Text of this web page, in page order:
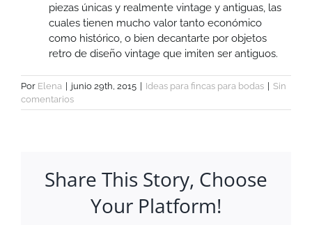
piezas únicas y realmente vintage y antiguas, las
cuales tienen mucho valor tanto económico
como histórico, o bien decantarte por objetos
retro de diseño vintage que imiten ser antiguos.
Por Elena junio 29th, 2015 Ideas para fincas para bodas
Sin
comentarios
Share This Story, Choose
Your Platform!